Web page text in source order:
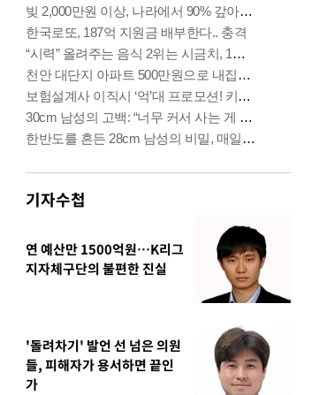
기자수첩
연 예산만 1500억원…K리그
지자체구단의 불편한 진실
'돌려차기' 발언 선 넘은 의원
들, 피해자가 용서하면 끝인
가